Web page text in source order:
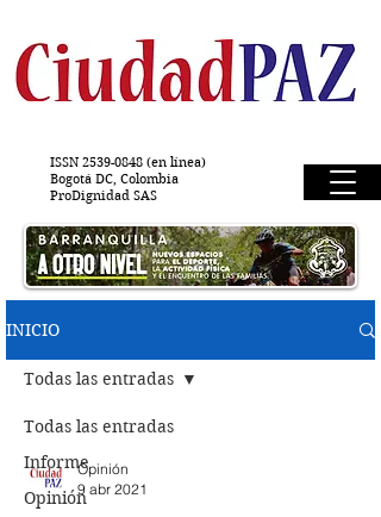
ISSN 2539-0848 (en línea)
Bogotá DC, Colombia
ProDignidad SAS
INICIO
Todas las entradas
Informe
Opinión
Todas las entradas
Opinión
9 abr 2021